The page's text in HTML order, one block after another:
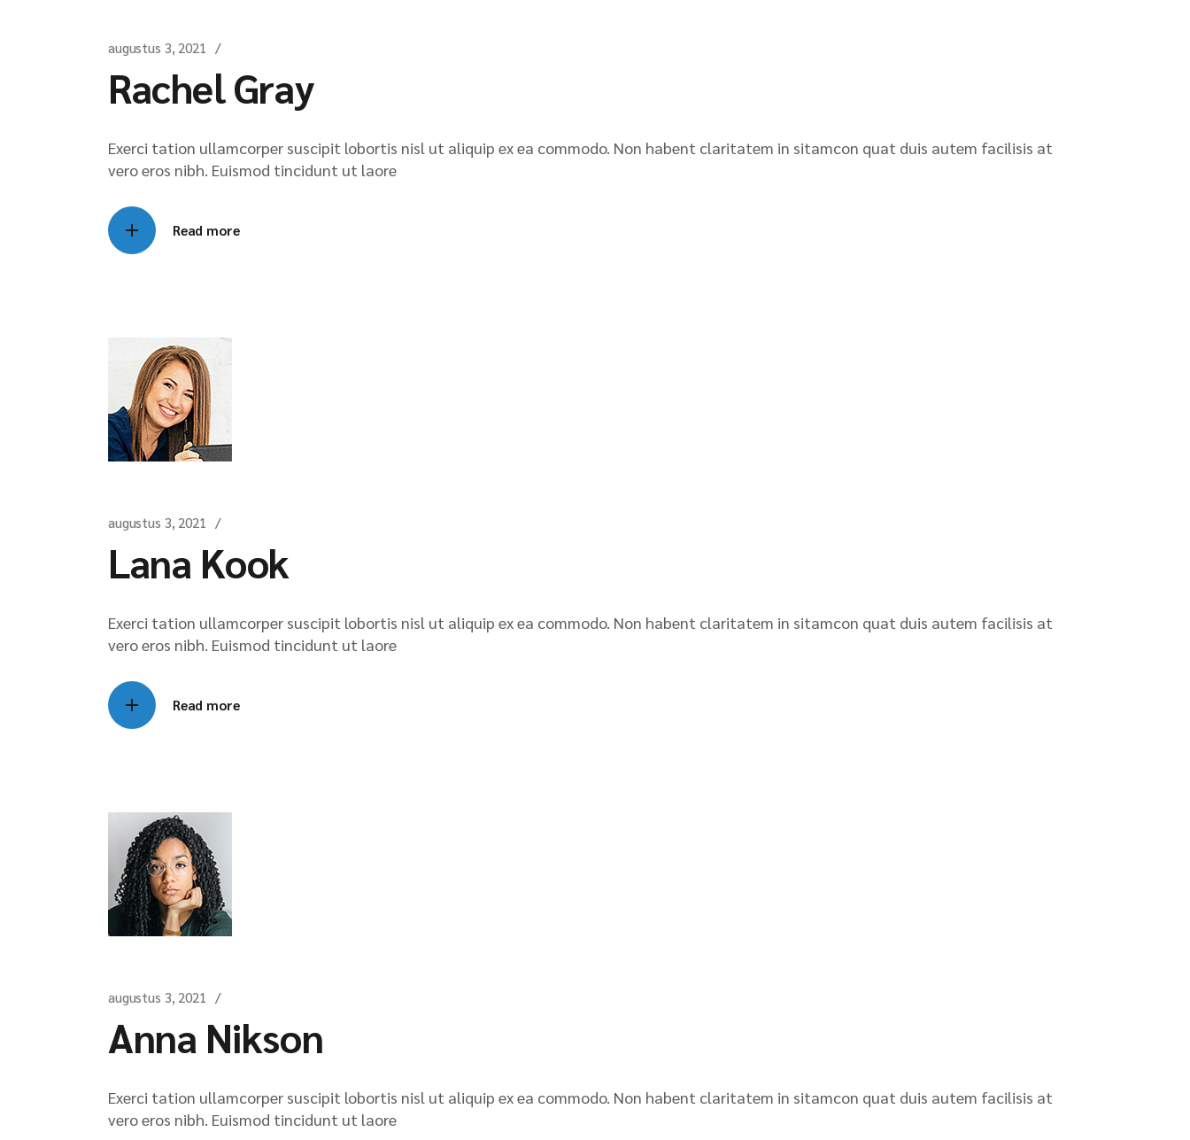
augustus 3, 2021
Rachel Gray
Exerci tation ullamcorper suscipit lobortis nisl ut aliquip ex ea commodo. Non habent claritatem in sitamcon quat duis autem facilisis at
vero eros nibh. Euismod tincidunt ut laore
Read more
augustus 3, 2021
Lana Kook
Exerci tation ullamcorper suscipit lobortis nisl ut aliquip ex ea commodo. Non habent claritatem in sitamcon quat duis autem facilisis at
vero eros nibh. Euismod tincidunt ut laore
Read more
augustus 3, 2021
Anna Nikson
Exerci tation ullamcorper suscipit lobortis nisl ut aliquip ex ea commodo. Non habent claritatem in sitamcon quat duis autem facilisis at
vero eros nibh. Euismod tincidunt ut laore